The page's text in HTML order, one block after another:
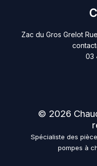
Zac du Gros Grelot
03
© 2026
Spécialiste des
pompes à